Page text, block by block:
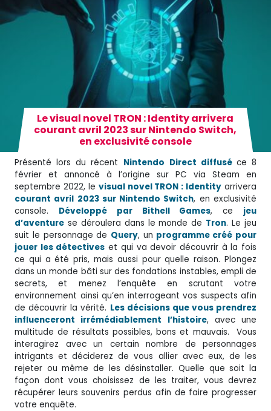
Le visual novel TRON : Identity arrivera
courant avril 2023 sur Nintendo Switch,
en exclusivité console
Présenté lors du récent Nintendo Direct diffusé ce 8
février et annoncé à l’origine sur PC via Steam en
septembre 2022, le visual novel TRON : Identity arrivera
courant avril 2023 sur Nintendo Switch, en exclusivité
console. Développé par Bithell Games, ce jeu
d’aventure se déroulera dans le monde de Tron. Le jeu
suit le personnage de Query, un programme créé pour
jouer les détectives et qui va devoir découvrir à la fois
ce qui a été pris, mais aussi pour quelle raison. Plongez
dans un monde bâti sur des fondations instables, empli de
secrets, et menez l’enquête en scrutant votre
environnement ainsi qu’en interrogeant vos suspects afin
de découvrir la vérité. Les décisions que vous prendrez
influenceront irrémédiablement l’histoire, avec une
multitude de résultats possibles, bons et mauvais. Vous
interagirez avec un certain nombre de personnages
intrigants et déciderez de vous allier avec eux, de les
rejeter ou même de les désinstaller. Quelle que soit la
façon dont vous choisissez de les traiter, vous devrez
récupérer leurs souvenirs perdus afin de faire progresser
votre enquête.